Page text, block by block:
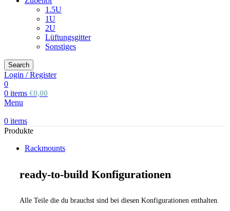
1.5U
1U
2U
Lüftungsgitter
Sonstiges
Search
Login / Register
0
0 items €0,00
Menu
0 items
Produkte
Rackmounts
ready-to-build Konfigurationen
Alle Teile die du brauchst sind bei diesen Konfigurationen enthalten.